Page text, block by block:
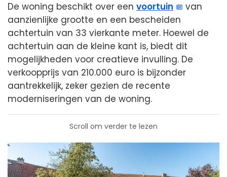
De woning beschikt over een voortuin
van
aanzienlijke grootte en een bescheiden
achtertuin van 33 vierkante meter. Hoewel de
achtertuin aan de kleine kant is, biedt dit
mogelijkheden voor creatieve invulling. De
verkoopprijs van 210.000 euro is bijzonder
aantrekkelijk, zeker gezien de recente
moderniseringen van de woning.
Scroll om verder te lezen